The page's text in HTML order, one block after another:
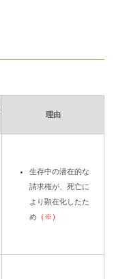
理由
生存中の潜在的な
請求権が、死亡に
より顕在化したた
め （※）